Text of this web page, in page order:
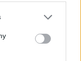
Πλαίσιο για